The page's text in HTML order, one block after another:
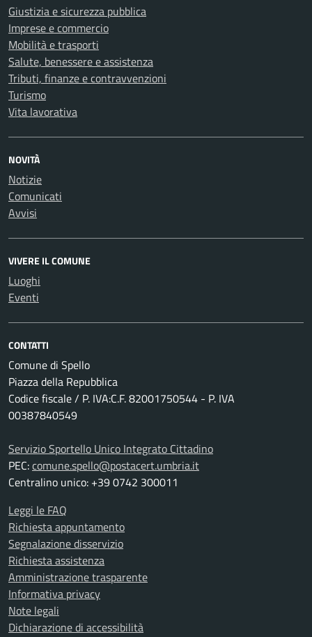
Giustizia e sicurezza pubblica
Imprese e commercio
Mobilità e trasporti
Salute, benessere e assistenza
Tributi, finanze e contravvenzioni
Turismo
Vita lavorativa
NOVITÀ
Notizie
Comunicati
Avvisi
VIVERE IL COMUNE
Luoghi
Eventi
CONTATTI
Comune di Spello
Piazza della Repubblica
Codice fiscale / P. IVA:C.F. 82001750544 - P. IVA
00387840549
Servizio Sportello Unico Integrato Cittadino
PEC:comune.spello@postacert.umbria.it
Centralino unico: +39 0742 300011
Leggi le FAQ
Richiesta appuntamento
Segnalazione disservizio
Richiesta assistenza
Amministrazione trasparente
Informativa privacy
Note legali
Dichiarazione di accessibilità